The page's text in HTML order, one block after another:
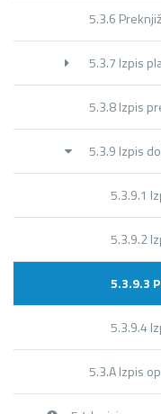
5.3.6
5.3.7 Izpis
5.3.8 Izpis
5.3.9 Izpis
5.3.9.1
5.3.9.2
5.3.9.3
5.3.9.4
5.3.A Izpis